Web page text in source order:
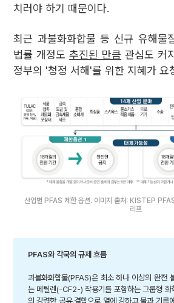
치러야 하기 때문이다.
최근 과불화화합물 등 신규 유해물
법률 개정도추진된 만큼 관심도 커
정부의 '청정 서해'를 위한 지혜가 요
산업별 PFAS 제한 옵션. 이미지 출처: KISTEP
리프
PFAS와 각국의 규제 흐름
과불화화합물(PFAS)은 최소 하나 이상의 완전
는 메틸렌(-CF2-) 작용기를 포함하는 그룹형 화
의 강력한 공유 결합으로 열에 강하고 물과 기름